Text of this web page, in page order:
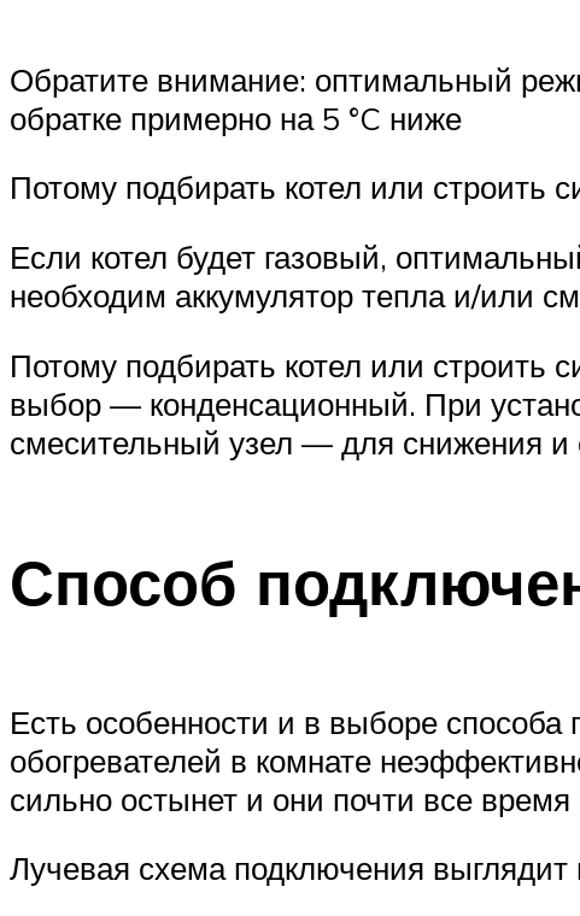
Обратите внимание: оптимальный
обратке примерно на 5 °C ниже
Потому подбирать котел или строить
Если котел будет газовый,
необходим аккумулятор тепла и/или
Потому подбирать котел или строить
выбор — конденсационный. При
смесительный узел — для снижения и
Способ
Есть особенности и в выборе
обогревателей в комнате
сильно остынет и они почти все
Лучевая схема подключения выглядит